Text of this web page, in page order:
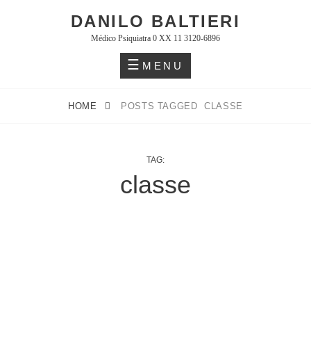
DANILO BALTIERI
Médico Psiquiatra 0 XX 11 3120-6896
MENU
HOME POSTS TAGGEDCLASSE
TAG:
classe